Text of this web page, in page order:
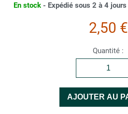
En stock - Expédié sous 2 à 4 jours
2,50 €
Quantité :